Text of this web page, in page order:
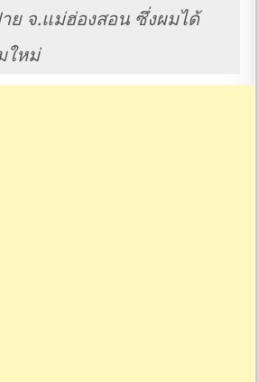
าย จ.แม่ฮ่องสอน ซึ่งผมได้
ใหม่